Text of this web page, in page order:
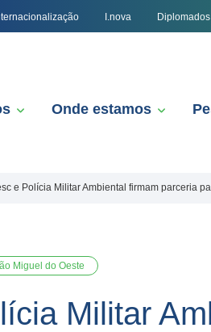
I.nova Diplomados
Onde estamos
e Polícia Militar Ambiental firmam parceria
Miguel do Oeste
Militar